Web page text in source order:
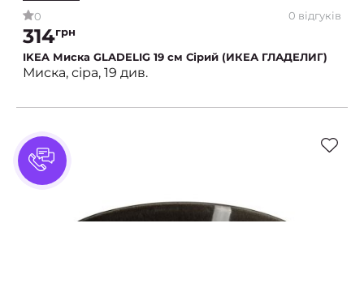
0 0 відгуків
314грн
IKEA Миска GLADELIG 19 см Сірий (ИКЕА ГЛАДЕЛИГ)
Миска, сіра, 19 див.